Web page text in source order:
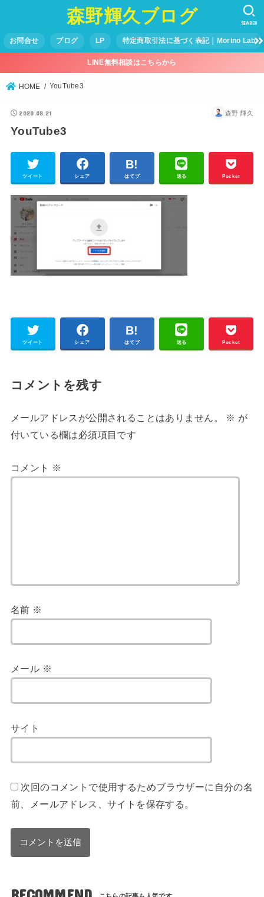
森野輝久ブログ
お問合せ ブログ LP 特定商取引法に基づく表記｜Morino Lab
SEARCH
LINE無料相談はこちらから
HOME YouTube3
2020.08.21 森野 輝久
YouTube3
ツイート シェア はてブ 送る Pocket
ツイート シェア はてブ 送る Pocket
コメントを残す
メールアドレスが公開されることはありません。 ※ が
付いている欄は必須項目です
コメント ※
名前 ※
メール ※
サイト
次回のコメントで使用するためブラウザーに自分の名
前、メールアドレス、サイトを保存する。